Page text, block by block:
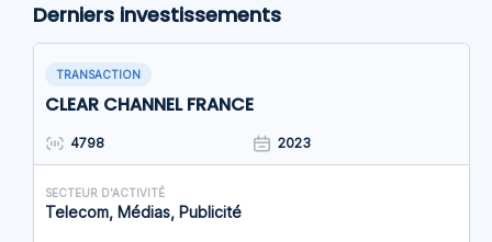
Derniers investissements
TRANSACTION
CLEAR CHANNEL FRANCE
4798 2023
SECTEUR D'ACTIVITÉ
Telecom, Médias, Publicité